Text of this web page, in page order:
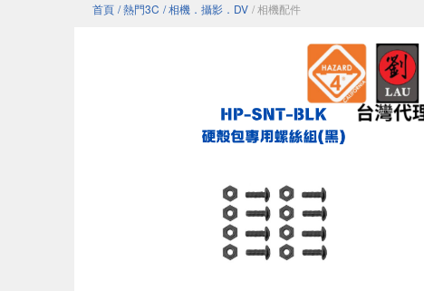
首頁 / 熱門3C / 相機．攝影．DV / 相機配件